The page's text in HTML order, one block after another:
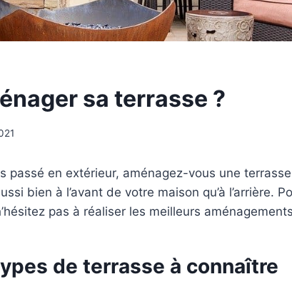
sa terrasse ?
passé en extérieur, aménagez-vous une
bien à l’avant de votre maison qu’à l’arrière.
pas à réaliser les meilleurs
de terrasse à connaître